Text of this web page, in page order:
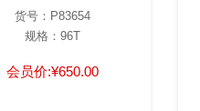
货号：P83654
规格：96T
会员价:¥650.00